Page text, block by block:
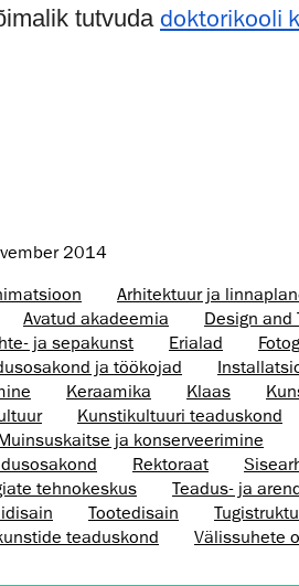
tutvuda doktorikooli
2014
Arhitektuur ja
Avatud akadeemia
Design and
ja sepakunst Erialad
ja töökojad
Keraamika Klaas
Kunsti­kultuuri teaduskond
ja konserveerimine
Rektoraat
tehnokeskus
Teadus- ja
Tootedisain
teaduskond Välissuhete